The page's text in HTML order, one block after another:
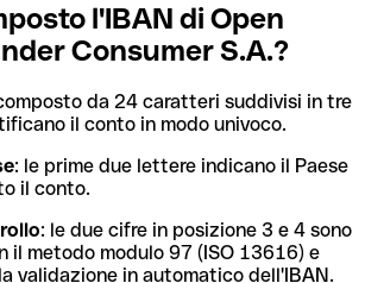
l'IBAN di Open
Consumer S.A.?
da 24 caratteri suddivisi in tre
il conto in modo univoco.
: le prime due lettere indicano il Paese
il conto.
: le due cifre in posizione 3 e 4 sono
il metodo modulo 97 (ISO 13616) e
validazione in automatico dell'IBAN.